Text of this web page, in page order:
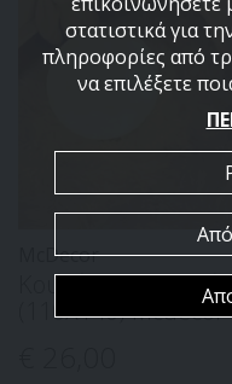
McDecor
Κουβέρτα
(110X140)
στατιστικά για
πληροφορίες από
να επιλέξετε